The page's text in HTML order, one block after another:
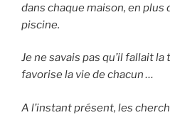
dans chaque maison, en plus
piscine.
Je ne savais pas qu’il fallait la
favorise la vie de chacun …
A l’instant présent, les